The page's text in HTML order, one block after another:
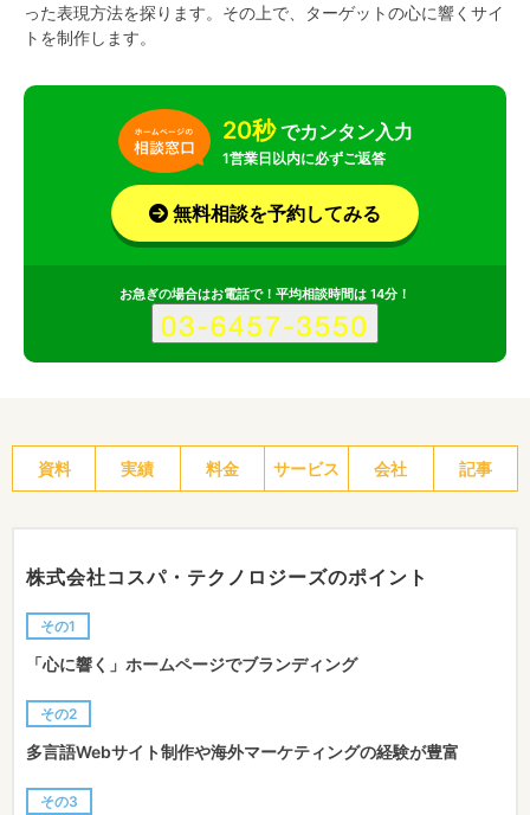
った表現方法を探ります。その上で、ターゲットの心に響くサイ
トを制作します。
20秒でカンタン入力
1営業日以内に必ずご返答
無料相談を予約してみる
お急ぎの場合はお電話で！平均相談時間は 14分！
資料 実績 料金 サービス 会社 記事
株式会社コスパ・テクノロジーズのポイント
その1
「心に響く」ホームページでブランディング
その2
多言語Webサイト制作や海外マーケティングの経験が豊富
その3